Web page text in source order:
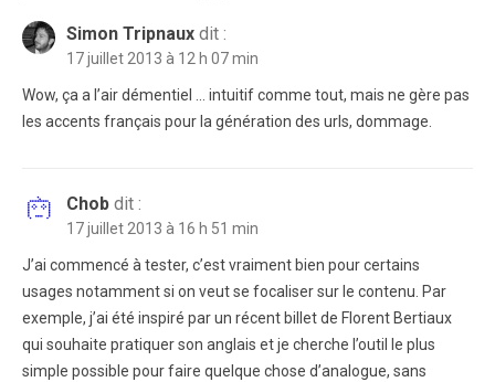
Simon Tripnaux dit :
17 juillet 2013 à 12 h 07 min
Wow, ça a l’air démentiel … intuitif comme tout, mais ne gère pas
les accents français pour la génération des urls, dommage.
Chob dit :
17 juillet 2013 à 16 h 51 min
J’ai commencé à tester, c’est vraiment bien pour certains
usages notamment si on veut se focaliser sur le contenu. Par
exemple, j’ai été inspiré par un récent billet de Florent Bertiaux
qui souhaite pratiquer son anglais et je cherche l’outil le plus
simple possible pour faire quelque chose d’analogue, sans